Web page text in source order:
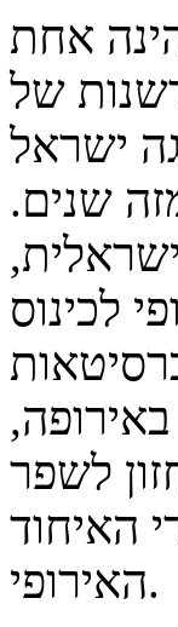
אחת
של
ישראל
שנים.
לכינוס
לשפר
האיחוד
האירופי.